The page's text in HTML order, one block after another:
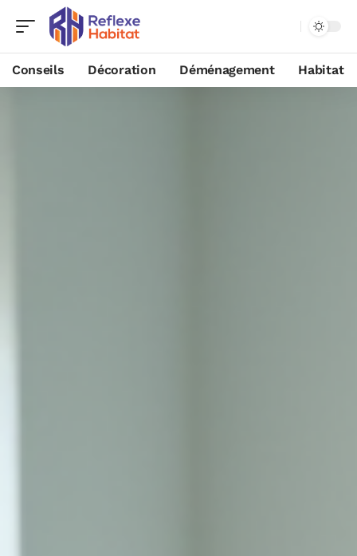
Conseils Décoration Déménagement Habitat